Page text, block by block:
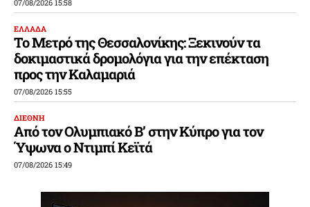
07/08/2026 15:58
ΕΛΛΑΔΑ
Το Μετρό της Θεσσαλονίκης: Ξεκινούν τα
δοκιμαστικά δρομολόγια για την επέκταση
προς την Καλαμαριά
07/08/2026 15:55
ΔΙΕΘΝΗ
Από τον Ολυμπιακό Β’ στην Κύπρο για τον
Ύψωνα ο Ντιμπί Κεϊτά
07/08/2026 15:49